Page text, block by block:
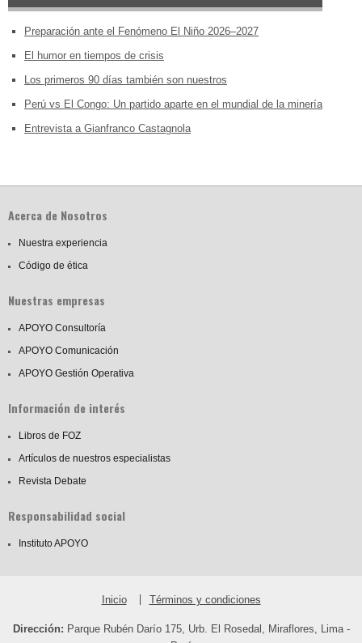
Preparación ante el Fenómeno El Niño 2026–2027
El humor en tiempos de crisis
Los primeros 90 días también son nuestros
Perú vs El Congo: Un partido aparte en el mundial de la minería
Entrevista a Gianfranco Castagnola
Acerca de Nosotros
Nuestra experiencia
Código de ética
Nuestras empresas
APOYO Consultoría
APOYO Comunicación
APOYO Gestión Operativa
Información de interés
Libros de FOZ
Artículos de nuestros especialistas
Revista Debate
Responsabilidad social
Instituto APOYO
Inicio Términos y condiciones
Dirección: Parque Rubén Darío 175, Urb. El Rosedal, Miraflores, Lima -